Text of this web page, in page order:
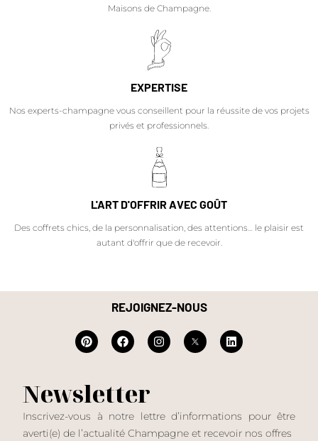
Maisons de Champagne.
EXPERTISE
Nos experts-champagne vous conseillent pour la réussite de vos projets
privés et professionnels.
L'ART D'OFFRIR AVEC GOÛT
Des coffrets chics, de la personnalisation, des attentions… le plaisir est
autant d'offrir que de recevoir.
REJOIGNEZ-NOUS
Newsletter
Inscrivez-vous à notre lettre d’informations pour être
averti(e) de l’actualité Champagne et recevoir nos offres